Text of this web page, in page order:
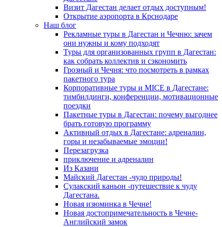
Визит Дагестан делает отдых доступным!
Открытие аэропорта в Крснодаре
Наш блог
Рекламные туры в Дагестан и Чечню: зачем
они нужны и кому подходят
Туры для организованных групп в Дагестан:
как собрать коллектив и сэкономить
Грозный и Чечня: что посмотреть в рамках
пакетного тура
Корпоративные туры и MICE в Дагестане:
тимбилдинги, конференции, мотивационные
поездки
Пакетные туры в Дагестан: почему выгоднее
брать готовую программу
Активный отдых в Дагестане: адреналин,
горы и незабываемые эмоции!
Перезагрузка
приключение и адреналин
Из Казани
Майский Дагестан -чудо природы!
Сулакский каньон -путешествие к чуду
Дагестана.
Новая изюминка в Чечне!
Новая достопримечательность в Чечне-
Английский замок